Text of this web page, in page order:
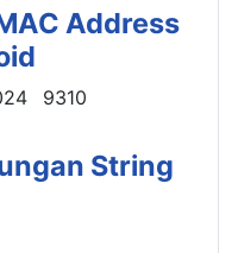
Address
9310
String